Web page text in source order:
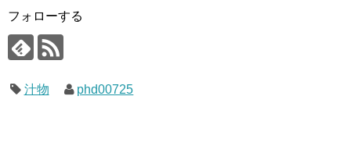
フォローする
汁物 phd00725